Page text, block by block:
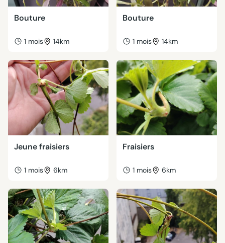
Bouture
1 mois 14km
Bouture
1 mois 14km
Jeune fraisiers
1 mois 6km
Fraisiers
1 mois 6km